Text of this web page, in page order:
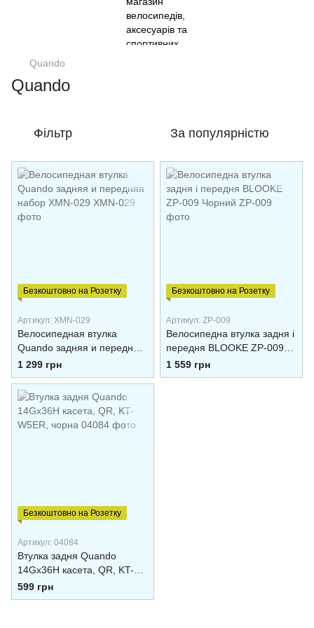
Quando
Quando
Фільтр За популярністю
Безкоштовно на Розетку
Артикул: XMN-029
Велосипедная втулка
Quando задняя и передняя
набор XMN-029
1 299 грн
Безкоштовно на Розетку
Артикул: ZP-009
Велосипедна втулка задня і
передня BLOOKE ZP-009
Чорний
1 559 грн
Безкоштовно на Розетку
Артикул: 04084
Втулка задня Quando
14Gx36H касета, QR, KT-
W5ER, чорна
599 грн